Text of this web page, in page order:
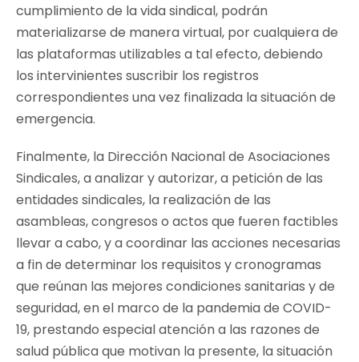
cumplimiento de la vida sindical, podrán
materializarse de manera virtual, por cualquiera de
las plataformas utilizables a tal efecto, debiendo
los intervinientes suscribir los registros
correspondientes una vez finalizada la situación de
emergencia.
Finalmente, la Dirección Nacional de Asociaciones
Sindicales, a analizar y autorizar, a petición de las
entidades sindicales, la realización de las
asambleas, congresos o actos que fueren factibles
llevar a cabo, y a coordinar las acciones necesarias
a fin de determinar los requisitos y cronogramas
que reúnan las mejores condiciones sanitarias y de
seguridad, en el marco de la pandemia de COVID-
19, prestando especial atención a las razones de
salud pública que motivan la presente, la situación